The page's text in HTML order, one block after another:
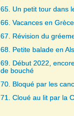
65. Un petit tour dans
66. Vacances en Grèce
67. Révision du
68. Petite balade en
69. Début 2022,
de bouché
70. Bloqué par les
71. Cloué au lit par la